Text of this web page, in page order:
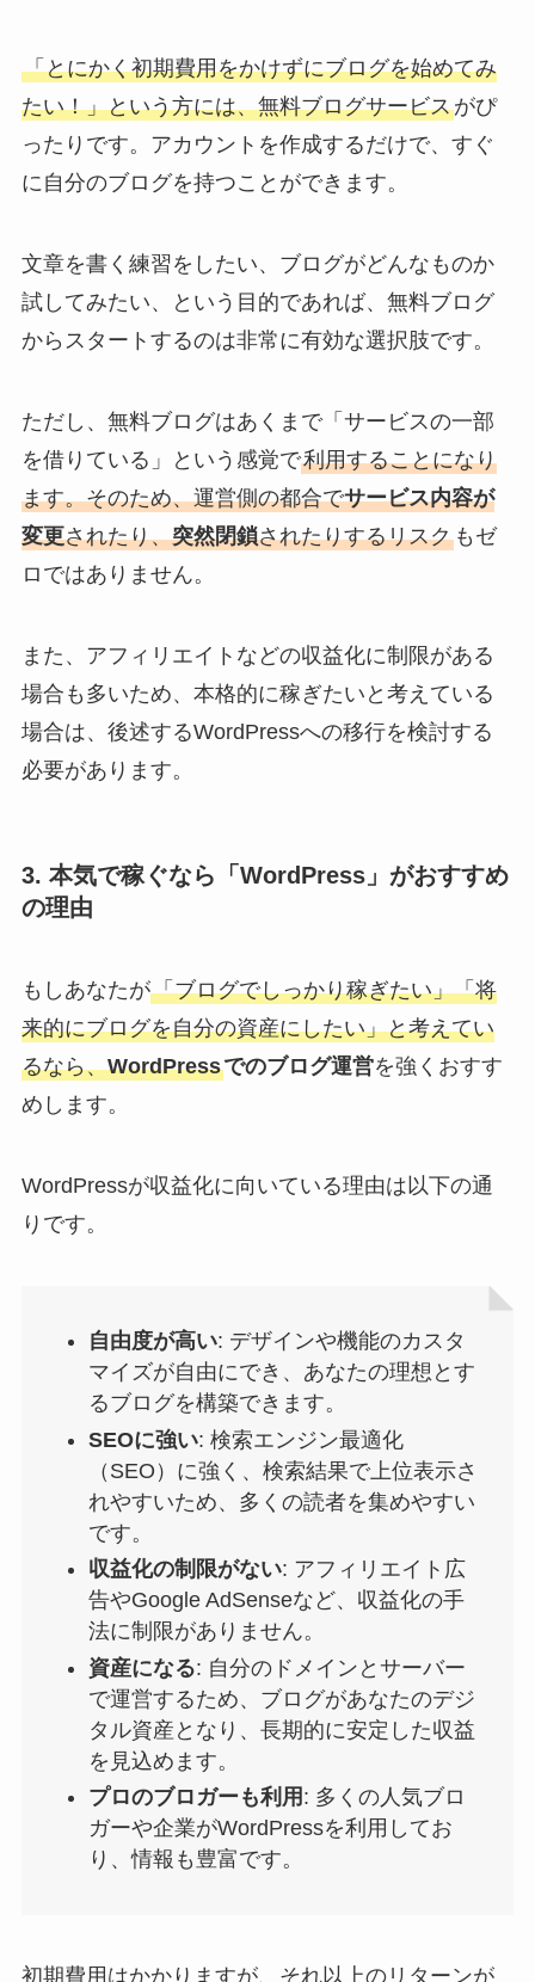
「とにかく初期費用をかけずにブログを始めてみ
たい！」という方には、無料ブログサービスがぴ
ったりです。アカウントを作成するだけで、すぐ
に自分のブログを持つことができます。
文章を書く練習をしたい、ブログがどんなものか
試してみたい、という目的であれば、無料ブログ
からスタートするのは非常に有効な選択肢です。
ただし、無料ブログはあくまで「サービスの一部
を借りている」という感覚で利用することになり
ます。そのため、運営側の都合でサービス内容が
変更されたり、突然閉鎖されたりするリスクもゼ
ロではありません。
また、アフィリエイトなどの収益化に制限がある
場合も多いため、本格的に稼ぎたいと考えている
場合は、後述するWordPressへの移行を検討する
必要があります。
3. 本気で稼ぐなら「WordPress」がおすすめ
の理由
もしあなたが「ブログでしっかり稼ぎたい」「将
来的にブログを自分の資産にしたい」と考えてい
るなら、WordPressでのブログ運営を強くおすす
めします。
WordPressが収益化に向いている理由は以下の通
りです。
自由度が高い: デザインや機能のカスタ
マイズが自由にでき、あなたの理想とす
るブログを構築できます。
SEOに強い: 検索エンジン最適化
（SEO）に強く、検索結果で上位表示さ
れやすいため、多くの読者を集めやすい
です。
収益化の制限がない: アフィリエイト広
告やGoogle AdSenseなど、収益化の手
法に制限がありません。
資産になる: 自分のドメインとサーバー
で運営するため、ブログがあなたのデジ
タル資産となり、長期的に安定した収益
を見込めます。
プロのブロガーも利用 : 多くの人気ブロ
ガーや企業がWordPressを利用してお
り、情報も豊富です。
初期費用はかかりますが、それ以上のリターンが